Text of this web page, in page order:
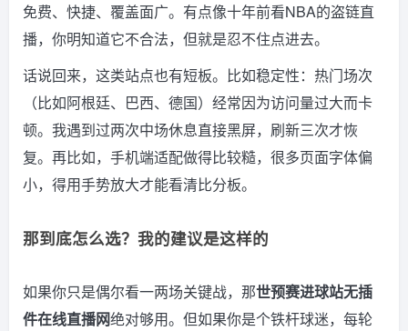
免费、快捷、覆盖面广。有点像十年前看NBA的盗链直
播，你明知道它不合法，但就是忍不住点进去。
话说回来，这类站点也有短板。比如稳定性：热门场次
（比如阿根廷、巴西、德国）经常因为访问量过大而卡
顿。我遇到过两次中场休息直接黑屏，刷新三次才恢
复。再比如，手机端适配做得比较糙，很多页面字体偏
小，得用手势放大才能看清比分板。
那到底怎么选？我的建议是这样的
如果你只是偶尔看一两场关键战，那世预赛进球站无插
件在线直播网绝对够用。但如果你是个铁杆球迷，每轮